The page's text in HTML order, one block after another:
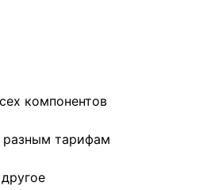
компонентов
разным тарифам